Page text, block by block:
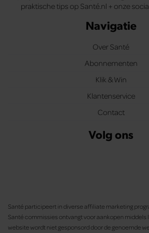
praktische tips op Santé.nl + onze
Navigatie
Over Santé
Abonnementen
Klik & Win
Klantenservice
Contact
Volg ons
Santé participeert in diverse affiliate marketing
Santé commissies ontvangt voor aankopen middels
website wordt niet gesponsord door de genoemde